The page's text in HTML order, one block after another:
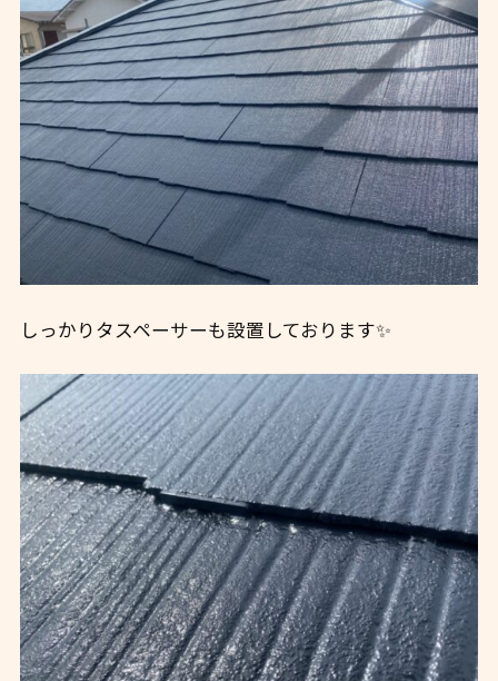
しっかりタスペーサーも設置しております✨